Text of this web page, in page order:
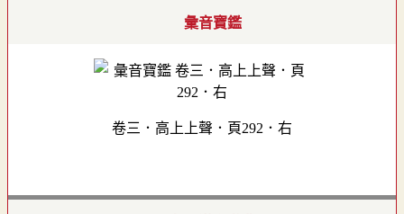
彙音寶鑑
卷三．高上上聲．頁292．右